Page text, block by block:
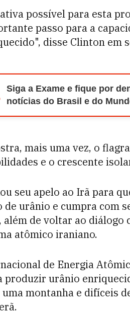
possível para esta
passo para a
disse Clinton em
Siga a Exame e fique por
notícias do Brasil e do
mais uma vez, o
e o crescente
seu apelo ao Irã para
urânio e cumpra com
de voltar ao diálogo
atômico iraniano.
de Energia
produzir urânio
montanha e difíceis